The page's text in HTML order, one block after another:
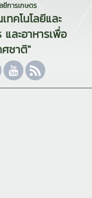
ยีการเกษตร
คโนโลยีและ
ละอาหารเพื่อ
ศชาติ"